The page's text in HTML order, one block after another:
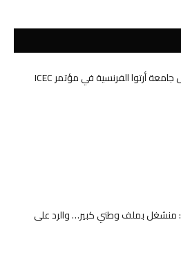
إبنة الفيحاء سنا حسن خالد تمثل جامعة أرتوا الفرنسية في مؤتمر ICEC
القاضي محمد صعب لـnextlb : منشغل بملف وطني كبير… والرد على